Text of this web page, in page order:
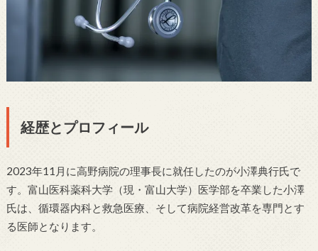
経歴とプロフィール
2023年11月に高野病院の理事長に就任したのが小澤典行氏で
す。富山医科薬科大学（現・富山大学）医学部を卒業した小澤
氏は、循環器内科と救急医療、そして病院経営改革を専門とす
る医師となります。